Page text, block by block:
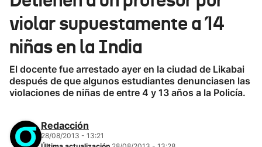
Ikusmiran
Eguraldia
violar supuestamente a 14
niñas en la India
El docente fue arrestado ayer en la ciudad de Likabai
después de que algunos estudiantes denunciasen las
violaciones de niñas de entre 4 y 13 años a la Policía.
Redacción
28/08/2013 - 13:21